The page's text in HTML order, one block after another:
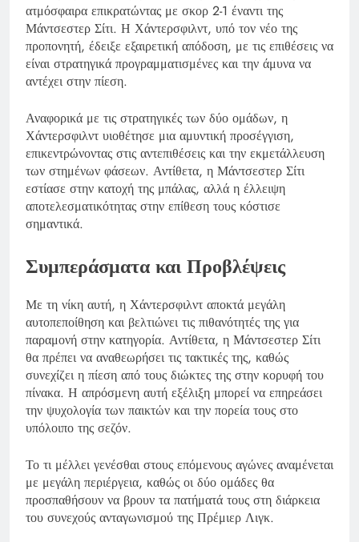
ατμόσφαιρα επικρατώντας με σκορ 2-1 έναντι της
Μάντσεστερ Σίτι. Η Χάντερσφιλντ, υπό τον νέο της
προπονητή, έδειξε εξαιρετική απόδοση, με τις επιθέσεις να
είναι στρατηγικά προγραμματισμένες και την άμυνα να
αντέχει στην πίεση.
Αναφορικά με τις στρατηγικές των δύο ομάδων, η
Χάντερσφιλντ υιοθέτησε μια αμυντική προσέγγιση,
επικεντρώνοντας στις αντεπιθέσεις και την εκμετάλλευση
των στημένων φάσεων. Αντίθετα, η Μάντσεστερ Σίτι
εστίασε στην κατοχή της μπάλας, αλλά η έλλειψη
αποτελεσματικότητας στην επίθεση τους κόστισε
σημαντικά.
Συμπεράσματα και Προβλέψεις
Με τη νίκη αυτή, η Χάντερσφιλντ αποκτά μεγάλη
αυτοπεποίθηση και βελτιώνει τις πιθανότητές της για
παραμονή στην κατηγορία. Αντίθετα, η Μάντσεστερ Σίτι
θα πρέπει να αναθεωρήσει τις τακτικές της, καθώς
συνεχίζει η πίεση από τους διώκτες της στην κορυφή του
πίνακα. Η απρόσμενη αυτή εξέλιξη μπορεί να επηρεάσει
την ψυχολογία των παικτών και την πορεία τους στο
υπόλοιπο της σεζόν.
Το τι μέλλει γενέσθαι στους επόμενους αγώνες αναμένεται
με μεγάλη περιέργεια, καθώς οι δύο ομάδες θα
προσπαθήσουν να βρουν τα πατήματά τους στη διάρκεια
του συνεχούς ανταγωνισμού της Πρέμιερ Λιγκ.